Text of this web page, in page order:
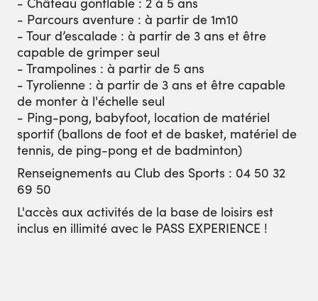
- Parcours aventure : à partir de 1m10
- Tour d’escalade : à partir de 3 ans et être
capable de grimper seul
- Trampolines : à partir de 5 ans
- Tyrolienne : à partir de 3 ans et être capable
de monter à l'échelle seul
- Ping-pong, babyfoot, location de matériel
sportif (ballons de foot et de basket, matériel de
tennis, de ping-pong et de badminton)
Renseignements au Club des Sports : 04 50 32
69 50
L'accès aux activités de la base de loisirs est
inclus en illimité avec le PASS EXPERIENCE !